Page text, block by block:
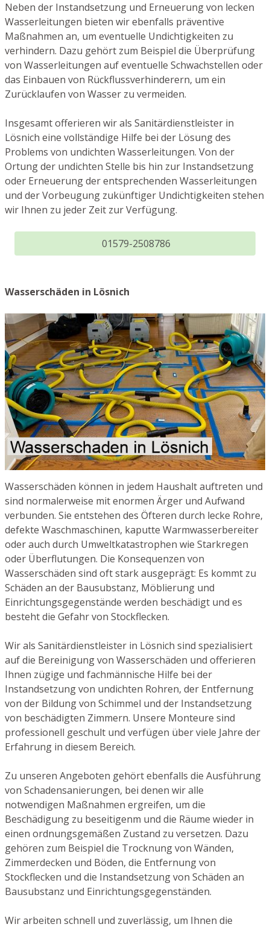
Neben der Instandsetzung und Erneuerung von lecken
Wasserleitungen bieten wir ebenfalls präventive
Maßnahmen an, um eventuelle Undichtigkeiten zu
verhindern. Dazu gehört zum Beispiel die Überprüfung
von Wasserleitungen auf eventuelle Schwachstellen oder
das Einbauen von Rückflussverhinderern, um ein
Zurücklaufen von Wasser zu vermeiden.
Insgesamt offerieren wir als Sanitärdienstleister in
Lösnich eine vollständige Hilfe bei der Lösung des
Problems von undichten Wasserleitungen. Von der
Ortung der undichten Stelle bis hin zur Instandsetzung
oder Erneuerung der entsprechenden Wasserleitungen
und der Vorbeugung zukünftiger Undichtigkeiten stehen
wir Ihnen zu jeder Zeit zur Verfügung.
01579-2508786
Wasserschäden in Lösnich
Wasserschäden können in jedem Haushalt auftreten und
sind normalerweise mit enormen Ärger und Aufwand
verbunden. Sie entstehen des Öfteren durch lecke Rohre,
defekte Waschmaschinen, kaputte Warmwasserbereiter
oder auch durch Umweltkatastrophen wie Starkregen
oder Überflutungen. Die Konsequenzen von
Wasserschäden sind oft stark ausgeprägt: Es kommt zu
Schäden an der Bausubstanz, Möblierung und
Einrichtungsgegenstände werden beschädigt und es
besteht die Gefahr von Stockflecken.
Wir als Sanitärdienstleister in Lösnich sind spezialisiert
auf die Bereinigung von Wasserschäden und offerieren
Ihnen zügige und fachmännische Hilfe bei der
Instandsetzung von undichten Rohren, der Entfernung
von der Bildung von Schimmel und der Instandsetzung
von beschädigten Zimmern. Unsere Monteure sind
professionell geschult und verfügen über viele Jahre der
Erfahrung in diesem Bereich.
Zu unseren Angeboten gehört ebenfalls die Ausführung
von Schadensanierungen, bei denen wir alle
notwendigen Maßnahmen ergreifen, um die
Beschädigung zu beseitigenm und die Räume wieder in
einen ordnungsgemäßen Zustand zu versetzen. Dazu
gehören zum Beispiel die Trocknung von Wänden,
Zimmerdecken und Böden, die Entfernung von
Stockflecken und die Instandsetzung von Schäden an
Bausubstanz und Einrichtungsgegenständen.
Wir arbeiten schnell und zuverlässig, um Ihnen die